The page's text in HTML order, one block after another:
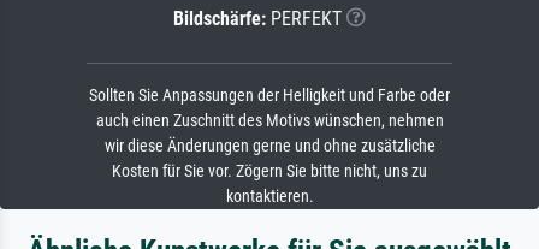
Bildschärfe: PERFEKT
Sollten Sie Anpassungen der Helligkeit und Farbe oder
auch einen Zuschnitt des Motivs wünschen, nehmen
wir diese Änderungen gerne und ohne zusätzliche
Kosten für Sie vor. Zögern Sie bitte nicht, uns zu
kontaktieren.